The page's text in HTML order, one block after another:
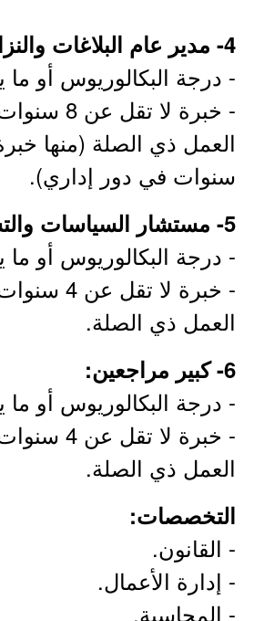
4- مدير عام البلاغات والنزاهة:
- درجة البكالوريوس أو ما
- خبرة لا
سنوات في دور إداري).
5- مستشار السياسات والتشريعات:
- درجة البكالوريوس أو ما
- خبرة لا
العمل ذي الصلة.
6- كبير مراجعين:
- درجة البكالوريوس أو ما
- خبرة لا
العمل ذي الصلة.
التخصصات:
- القانون.
- إدارة الأعمال.
- المحاسبة.